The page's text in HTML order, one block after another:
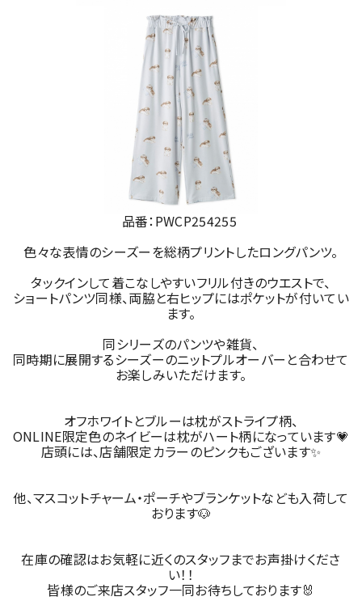
品番：PWCP254255
色々な表情のシーズーを総柄プリントしたロングパンツ。
タックインして着こなしやすいフリル付きのウエストで、
ショートパンツ同様、両脇と右ヒップにはポケットが付いてい
ます。
同シリーズのパンツや雑貨、
同時期に展開するシーズーのニットプルオーバーと合わせて
お楽しみいただけます。
オフホワイトとブルーは枕がストライプ柄、
ONLINE限定色のネイビーは枕がハート柄になっています💗
店頭には、店舗限定カラーのピンクもございます✨
他、マスコットチャーム・ポーチやブランケットなども入荷して
おります🐶
在庫の確認はお気軽に近くのスタッフまでお声掛けくださ
い！！
皆様のご来店スタッフ一同お待ちしております🐰